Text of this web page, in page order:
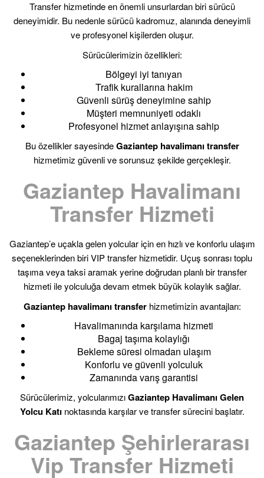
Transfer hizmetinde en önemli unsurlardan biri sürücü
deneyimidir. Bu nedenle sürücü kadromuz, alanında deneyimli
ve profesyonel kişilerden oluşur.
Sürücülerimizin özellikleri:
Bölgeyi iyi tanıyan
Trafik kurallarına hakim
Güvenli sürüş deneyimine sahip
Müşteri memnuniyeti odaklı
Profesyonel hizmet anlayışına sahip
Bu özellikler sayesindeGaziantep havalimanı transfer
hizmetimiz güvenli ve sorunsuz şekilde gerçekleşir.
Gaziantep Havalimanı
Transfer Hizmeti
Gaziantep’e uçakla gelen yolcular için en hızlı ve konforlu ulaşım
seçeneklerinden biri VIP transfer hizmetidir. Uçuş sonrası toplu
taşıma veya taksi aramak yerine doğrudan planlı bir transfer
hizmeti ile yolculuğa devam etmek büyük kolaylık sağlar.
Gaziantep havalimanı transferhizmetimizin avantajları:
Havalimanında karşılama hizmeti
Bagaj taşıma kolaylığı
Bekleme süresi olmadan ulaşım
Konforlu ve güvenli yolculuk
Zamanında varış garantisi
Sürücülerimiz, yolcularımızıGaziantep Havalimanı Gelen
Yolcu Katı noktasında karşılar ve transfer sürecini başlatır.
Gaziantep Şehirlerarası
Vip Transfer Hizmeti